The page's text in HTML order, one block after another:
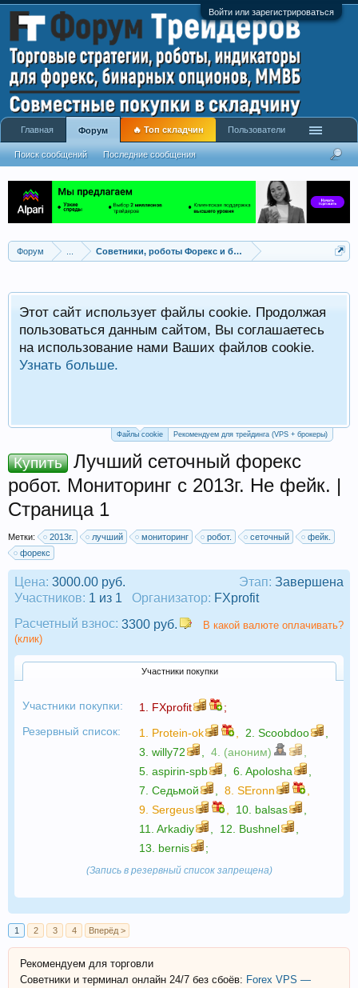
Войти или зарегистрироваться
Форум Советники, роботы Форекс и бинарных опционов
Этот сайт использует файлы cookie. Продолжая
пользоваться данным сайтом, Вы соглашаетесь
на использование нами Ваших файлов cookie.
Узнать больше.
Файлы cookie Рекомендуем для трейдинга (VPS + брокеры)
Купить
Лучший сеточный форекс
робот. Мониторинг с 2013г. Не фейк. |
Страница 1
Метки: 2013г. лучший мониторинг робот. сеточный
фейк.
форекс
Этап: Завершена
Цена: 3000.00 руб.
Участников: 1 из 1 Организатор: FXprofit
Расчетный взнос: 3300 руб.
В какой валюте оплачивать?
(клик)
Участники покупки
Участники покупки: 1. FXprofit
;
Резервный список:
1. Protein-ok 2. Scoobdoo
3. willy72 4. (аноним)
5. aspirin-spb 6. Apolosha
7. Седьмой 8. SEronn
9. Sergeus 10. balsas
11. Arkadiy 12. Bushnel
13. bernis ;
(Запись в резервный список запрещена)
1 2 3 4 Вперёд >
Рекомендуем для торговли
Советники и терминал онлайн 24/7 без сбоёв: Forex VPS —
Главная Форум
Поиск сообщений Последние сообщения
🔥 Топ складчин Пользователи